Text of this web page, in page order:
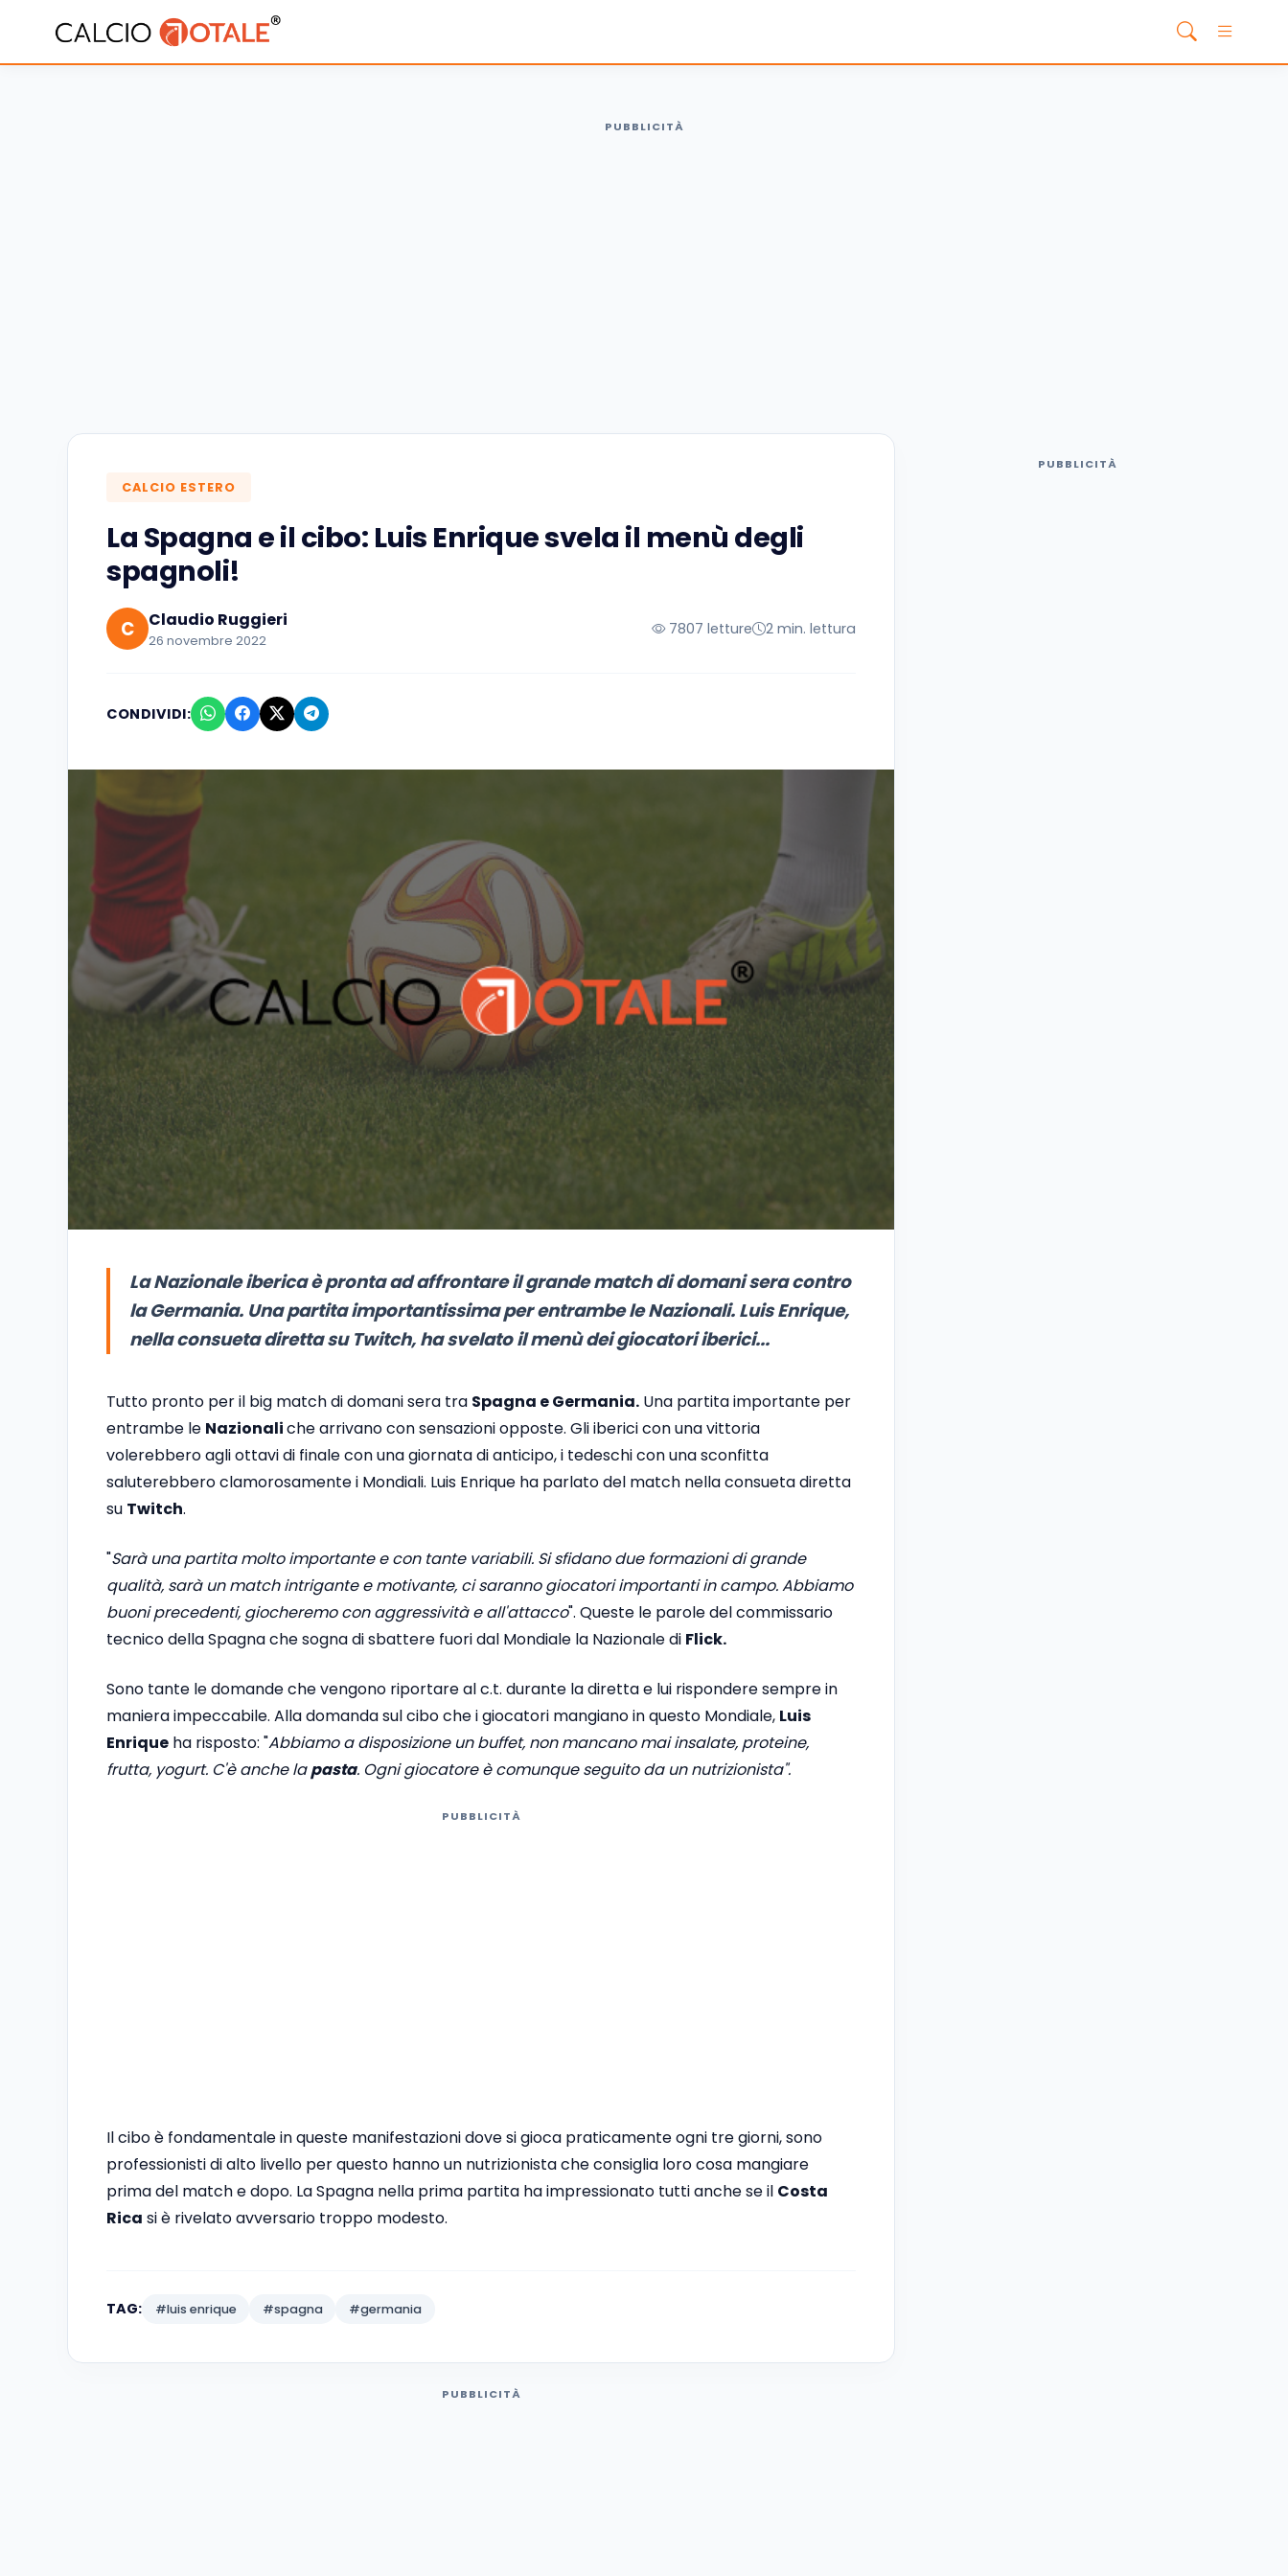
PUBBLICITÀ
CALCIO ESTERO
La Spagna e il cibo: Luis Enrique svela il menù degli
spagnoli!
C Claudio Ruggieri
26 novembre 2022
7807 letture 2 min. lettura
CONDIVIDI:
La Nazionale iberica è pronta ad affrontare il grande match di domani sera contro
la Germania. Una partita importantissima per entrambe le Nazionali. Luis Enrique,
nella consueta diretta su Twitch, ha svelato il menù dei giocatori iberici...
Tutto pronto per il big match di domani sera tra Spagna e Germania. Una partita importante per
entrambe le Nazionaliche arrivano con sensazioni opposte. Gli iberici con una vittoria
volerebbero agli ottavi di finale con una giornata di anticipo, i tedeschi con una sconfitta
saluterebbero clamorosamente i Mondiali. Luis Enrique ha parlato del match nella consueta diretta
su Twitch.
"Sarà una partita molto importante e con tante variabili. Si sfidano due formazioni di grande
qualità, sarà un match intrigante e motivante, ci saranno giocatori importanti in campo. Abbiamo
buoni precedenti, giocheremo con aggressività e all'attacco". Queste le parole del commissario
tecnico della Spagna che sogna di sbattere fuori dal Mondiale la Nazionale di Flick.
Sono tante le domande che vengono riportare al c.t. durante la diretta e lui rispondere sempre in
maniera impeccabile. Alla domanda sul cibo che i giocatori mangiano in questo Mondiale, Luis
Enrique ha risposto: "Abbiamo a disposizione un buffet, non mancano mai insalate, proteine,
frutta, yogurt. C'è anche lapasta. Ogni giocatore è comunque seguito da un nutrizionista".
PUBBLICITÀ
Il cibo è fondamentale in queste manifestazioni dove si gioca praticamente ogni tre giorni, sono
professionisti di alto livello per questo hanno un nutrizionista che consiglia loro cosa mangiare
prima del match e dopo. La Spagna nella prima partita ha impressionato tutti anche se il Costa
Rica si è rivelato avversario troppo modesto.
TAG: #luis enrique #spagna #germania
PUBBLICITÀ
PUBBLICITÀ